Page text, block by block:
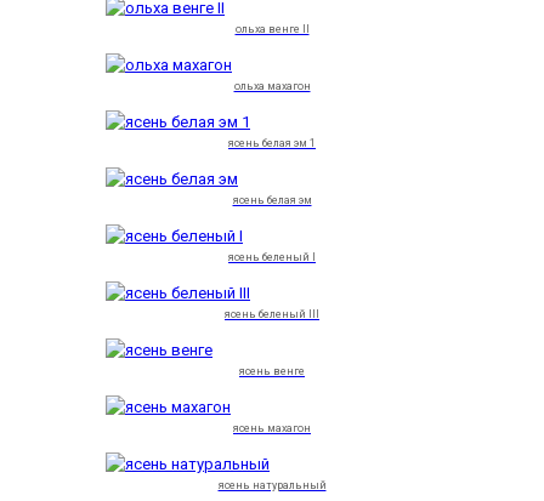
ольха венге II
ольха махагон
ясень белая эм 1
ясень белая эм
ясень беленый I
ясень беленый III
ясень венге
ясень махагон
ясень натуральный